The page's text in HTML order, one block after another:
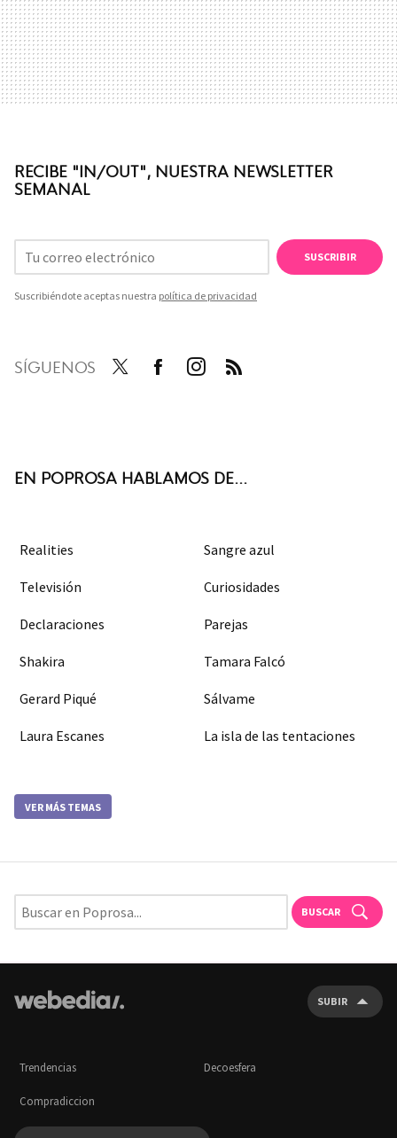
RECIBE "IN/OUT", NUESTRA NEWSLETTER
SEMANAL
SUSCRIBIR
Suscribiéndote aceptas nuestra política de privacidad
SÍGUENOS
EN POPROSA HABLAMOS DE...
Realities Sangre azul
Televisión Curiosidades
Declaraciones Parejas
Shakira Tamara Falcó
Gerard Piqué Sálvame
Laura Escanes La isla de las tentaciones
VER MÁS TEMAS
BUSCAR
SUBIR
Trendencias Decoesfera
Compradiccion